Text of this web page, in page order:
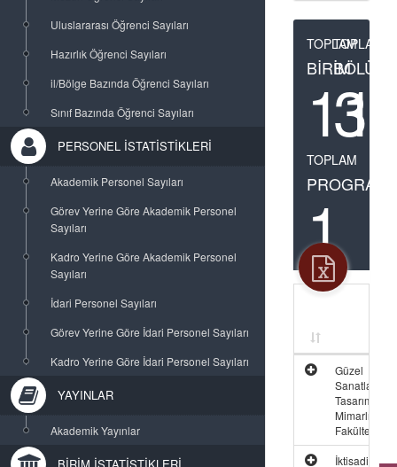
Uluslararası Öğrenci Sayıları
Hazırlık Öğrenci Sayıları
il/Bölge Bazında Öğrenci Sayıları
Sınıf Bazında Öğrenci Sayıları
PERSONEL İSTATİSTİKLERİ
Akademik Personel Sayıları
Görev Yerine Göre Akademik Personel
Sayıları
Kadro Yerine Göre Akademik Personel
Sayıları
İdari Personel Sayıları
Görev Yerine Göre İdari Personel Sayıları
Kadro Yerine Göre İdari Personel Sayıları
YAYINLAR
Akademik Yayınlar
TOPLAM
BİRİM
11
TOPLAM
BÖLÜM
TOPLAM
PROGRAM
1
Güzel
Sanatlar,
Tasarım ve
Mimarlık
Fakültesi
İktisadi, İdari